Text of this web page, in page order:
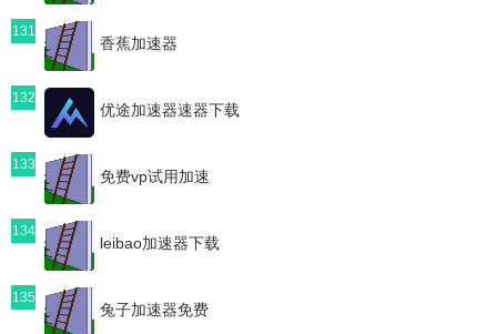
131
香蕉加速器
132
优途加速器速器下载
133
免费vp试用加速
134
leibao加速器下载
135
兔子加速器免费